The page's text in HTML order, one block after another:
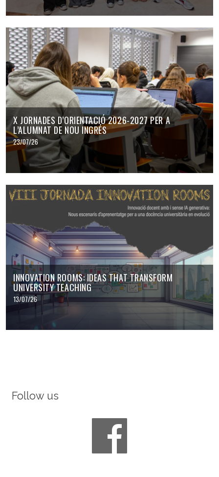
X JORNADES D’ORIENTACIÓ 2026-2027 PER A
L’ALUMNAT DE NOU INGRÉS
23/07/26
INNOVATION ROOMS: IDEAS THAT TRANSFORM
UNIVERSITY TEACHING
13/07/26
Follow us